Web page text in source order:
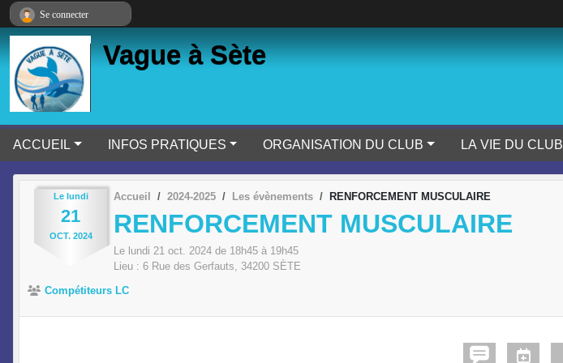
Vague à Sète
ACCUEIL INFOS PRATIQUES ORGANISATION DU CLUB LA VIE DU CLUB
Le lundi
21
OCT. 2024
Accueil 2024-2025 Les évènements RENFORCEMENT MUSCULAIRE
RENFORCEMENT MUSCULAIRE
Le lundi 21 oct. 2024 de 18h45 à 19h45
Lieu : 6 Rue des Gerfauts, 34200 SÈTE
Compétiteurs LC
Se connecter
Panneau de gestion des cookies